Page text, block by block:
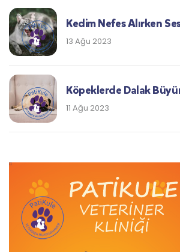
Kedim Nefes Alırken
13 Ağu 2023
Köpeklerde Dalak
11 Ağu 2023